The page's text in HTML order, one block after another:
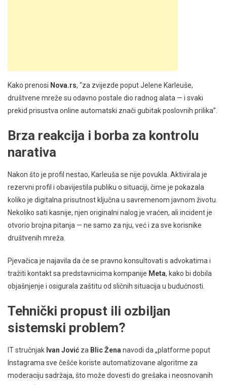
Kako prenosi Nova.rs, “za zvijezde poput Jelene Karleuše,
društvene mreže su odavno postale dio radnog alata — i svaki
prekid prisustva online automatski znači gubitak poslovnih prilika”.
Brza reakcija i borba za kontrolu
narativa
Nakon što je profil nestao, Karleuša se nije povukla. Aktivirala je
rezervni profil i obavijestila publiku o situaciji, čime je pokazala
koliko je digitalna prisutnost ključna u savremenom javnom životu.
Nekoliko sati kasnije, njen originalni nalog je vraćen, ali incident je
otvorio brojna pitanja — ne samo za nju, već i za sve korisnike
društvenih mreža.
Pjevačica je najavila da će se pravno konsultovati s advokatima i
tražiti kontakt sa predstavnicima kompanije Meta, kako bi dobila
objašnjenje i osigurala zaštitu od sličnih situacija u budućnosti.
Tehnički propust ili ozbiljan
sistemski problem?
IT stručnjak Ivan Jović za Blic Žena navodi da „platforme poput
Instagrama sve češće koriste automatizovane algoritme za
moderaciju sadržaja, što može dovesti do grešaka i neosnovanih